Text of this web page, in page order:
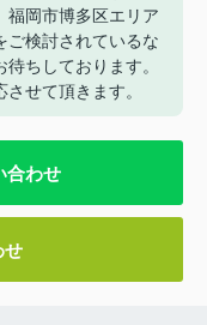
福岡市博多区エリア
ご検討されているな
ちしております。
せて頂きます。
合わせ
せ